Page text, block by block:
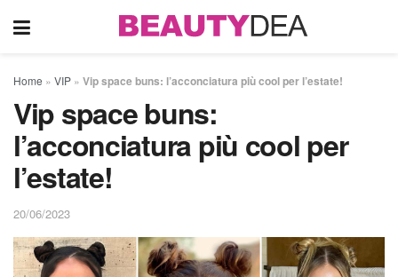
Home » VIP » Vip space buns: l’acconciatura più cool per l’estate!
Vip space buns:
l’acconciatura più cool per
l’estate!
20/06/2023